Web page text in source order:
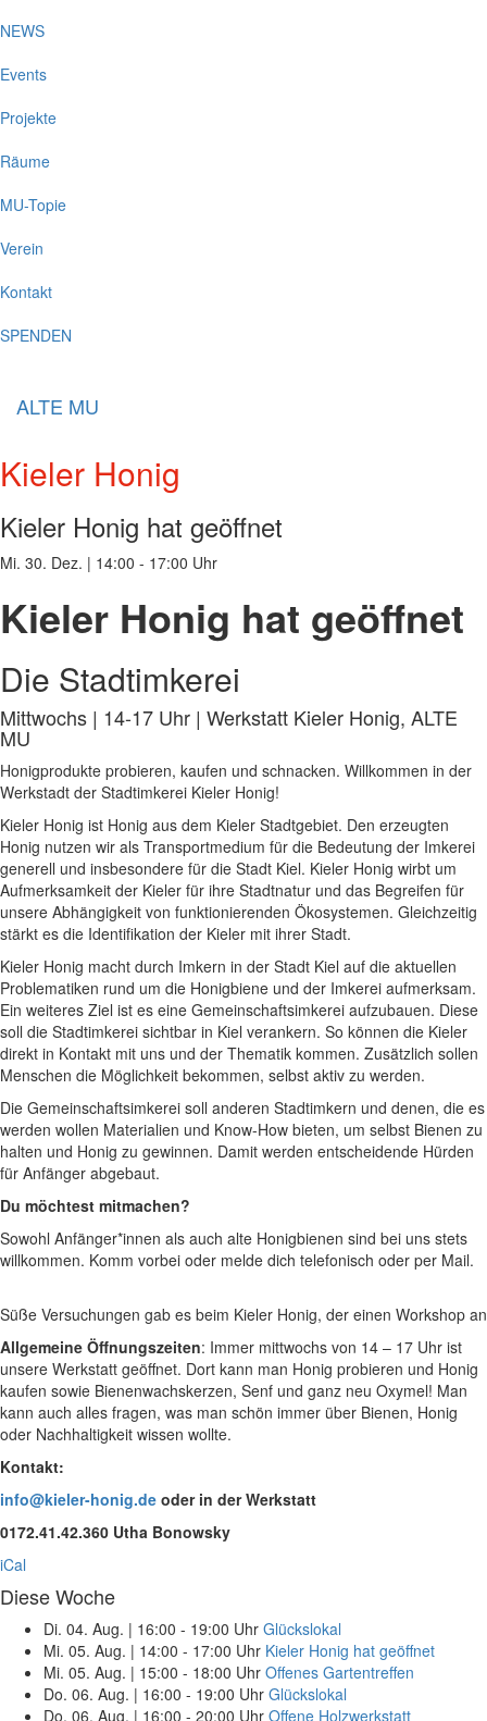
NEWS
Events
Projekte
Räume
MU-Topie
Verein
Kontakt
SPENDEN
ALTE MU
Kieler Honig
Kieler Honig hat geöffnet
Mi. 30. Dez. | 14:00 - 17:00 Uhr
Kieler Honig hat geöffnet
Die Stadtimkerei
Mittwochs | 14-17 Uhr | Werkstatt Kieler Honig, ALTE
MU
Honigprodukte probieren, kaufen und schnacken. Willkommen in der
Werkstadt der Stadtimkerei Kieler Honig!
Kieler Honig ist Honig aus dem Kieler Stadtgebiet. Den erzeugten
Honig nutzen wir als Transportmedium für die Bedeutung der Imkerei
generell und insbesondere für die Stadt Kiel. Kieler Honig wirbt um
Aufmerksamkeit der Kieler für ihre Stadtnatur und das Begreifen für
unsere Abhängigkeit von funktionierenden Ökosystemen. Gleichzeitig
stärkt es die Identifikation der Kieler mit ihrer Stadt.
Kieler Honig macht durch Imkern in der Stadt Kiel auf die aktuellen
Problematiken rund um die Honigbiene und der Imkerei aufmerksam.
Ein weiteres Ziel ist es eine Gemeinschaftsimkerei aufzubauen. Diese
soll die Stadtimkerei sichtbar in Kiel verankern. So können die Kieler
direkt in Kontakt mit uns und der Thematik kommen. Zusätzlich sollen
Menschen die Möglichkeit bekommen, selbst aktiv zu werden.
Die Gemeinschaftsimkerei soll anderen Stadtimkern und denen, die es
werden wollen Materialien und Know-How bieten, um selbst Bienen zu
halten und Honig zu gewinnen. Damit werden entscheidende Hürden
für Anfänger abgebaut.
Du möchtest mitmachen?
Sowohl Anfänger*innen als auch alte Honigbienen sind bei uns stets
willkommen. Komm vorbei oder melde dich telefonisch oder per Mail.
Süße Versuchungen gab es beim Kieler Honig, der einen Workshop
Allgemeine Öffnungszeiten: Immer mittwochs von 14 – 17 Uhr ist
unsere Werkstatt geöffnet. Dort kann man Honig probieren und Honig
kaufen sowie Bienenwachskerzen, Senf und ganz neu Oxymel! Man
kann auch alles fragen, was man schön immer über Bienen, Honig
oder Nachhaltigkeit wissen wollte.
Kontakt:
info@kieler-honig.de oder in der Werkstatt
0172.41.42.360 Utha Bonowsky
iCal
Diese Woche
Di. 04. Aug. | 16:00 - 19:00 Uhr Glückslokal
Mi. 05. Aug. | 14:00 - 17:00 Uhr Kieler Honig hat geöffnet
Mi. 05. Aug. | 15:00 - 18:00 Uhr Offenes Gartentreffen
Do. 06. Aug. | 16:00 - 19:00 Uhr Glückslokal
Do. 06. Aug. | 16:00 - 20:00 Uhr Offene Holzwerkstatt